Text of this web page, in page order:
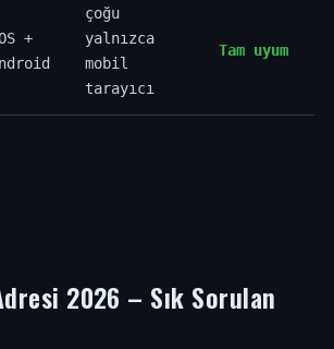
+
çoğu
yalnızca
mobil
tarayıcı
Tam uyum
2026 – Sık Sorulan